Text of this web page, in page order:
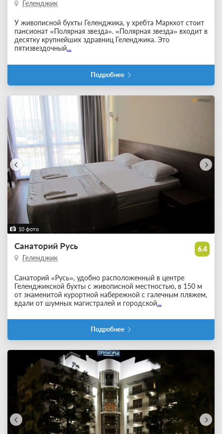
Геленджик
У живописной бухты Геленджика, у хребта Маркхот стоит
пансионат «Полярная звезда». «Полярная звезда» входит в
десятку крупнейших здравниц Геленджика. Это
пятизвездочный...
Подробнее
10 фото
6.4
Санаторий Русь
Геленджик
Санаторий «Русь», удобно расположенный в центре
Геленджикской бухты с живописной местностью, в 150 м
от знаменитой курортной набережной с галечным пляжем,
вдали от шумных магистралей и городской...
Подробнее